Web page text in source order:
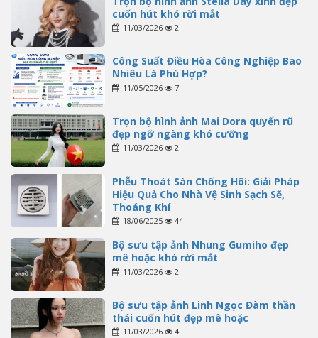
cuốn hút khó rời mắt
11/03/2026 2
Công Suất Điều Hòa Công Nghiệp Bao
Nhiêu Là Phù Hợp?
11/05/2026 7
Trọn bộ hình ảnh Mai Dora quyến rũ
đẹp ngỡ ngàng khó cưỡng
11/03/2026 2
Phễu Thoát Sàn Chống Hôi: Giải Pháp
Hiệu Quả Cho Nhà Vệ Sinh Sạch Sẽ,
Thoáng Khí
18/06/2025 44
Bộ sưu tập ảnh Nhung Gumiho đẹp
mê hoặc khó rời mắt
11/03/2026 2
Bộ sưu tập ảnh Linh Ngọc Đàm thần
thái cuốn hút đẹp mê hoặc
11/03/2026 4